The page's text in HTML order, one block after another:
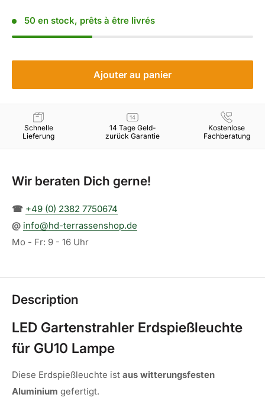
50 en stock, prêts à être livrés
Ajouter au panier
Schnelle
Lieferung
14 Tage Geld-
zurück Garantie
Kostenlose
Fachberatung
Wir beraten Dich gerne!
☎︎ +49 (0) 2382 7750674
@ info@hd-terrassenshop.de
Mo - Fr: 9 - 16 Uhr
Description
LED Gartenstrahler Erdspießleuchte
für GU10 Lampe
Diese Erdspießleuchte ist aus witterungsfesten
Aluminium gefertigt.